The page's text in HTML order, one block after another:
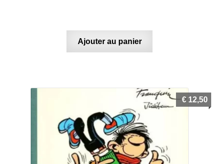
Ajouter au panier
€ 12,50